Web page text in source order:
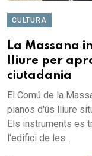
CULTURA
La Massana
lliure per
ciutadania
El Comú de la
pianos d'ús lliure
Els instruments es
l'edifici de les...